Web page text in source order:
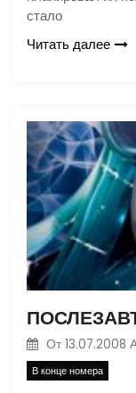
стало
Читать далее
От 13.07.2008
В конце номера